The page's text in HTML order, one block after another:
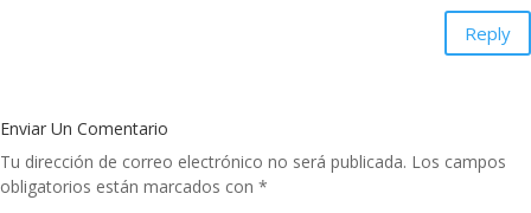
Reply
Enviar Un Comentario
Tu dirección de correo electrónico no será publicada. Los campos
obligatorios están marcados con *